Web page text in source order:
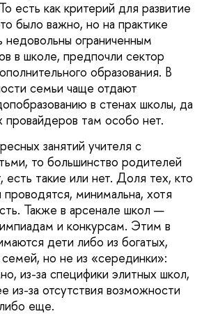
есть как критерий для развитие
было важно, но на практике
недовольны ограниченным
в школе, предпочли сектор
образования. В
семьи чаще отдают
в стенах школы, да
провайдеров там особо нет.
занятий учителя с
то большинство родителей
есть такие или нет. Доля тех, кто
проводятся, минимальна, хотя
Также в арсенале школ —
и конкурсам. Этим в
дети либо из богатых,
но не из «серединки»:
из-за специфики элитных школ,
из-за отсутствия возможности
еще.